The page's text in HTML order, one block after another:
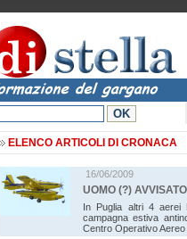
ELENCO ARTICOLI DI CRONACA
16/06/2009
UOMO (?)
In Puglia altri 4 aerei
campagna estiva
Centro Operativo